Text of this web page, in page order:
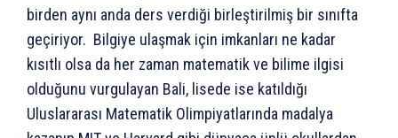
birden aynı anda ders verdiği birleştirilmiş bir sınıfta
geçiriyor. Bilgiye ulaşmak için imkanları ne kadar
kısıtlı olsa da her zaman matematik ve bilime ilgisi
olduğunu vurgulayan Bali, lisede ise katıldığı
Uluslararası Matematik Olimpiyatlarında madalya